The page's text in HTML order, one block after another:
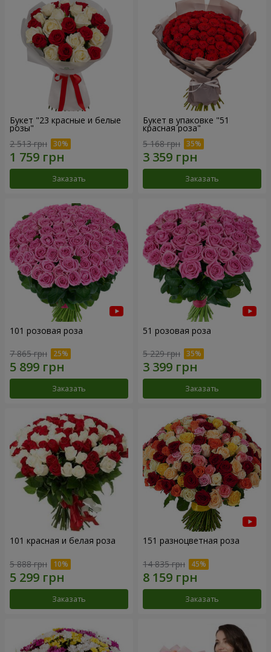
Букет "23 красные и белые
розы"
2 513 грн
Заказать
Букет в упаковке "51
красная роза"
5 168 грн
Заказать
101 розовая роза
7 865 грн
Заказать
51 розовая роза
5 229 грн
Заказать
101 красная и белая роза
5 888 грн
Заказать
151 разноцветная роза
14 835 грн
Заказать